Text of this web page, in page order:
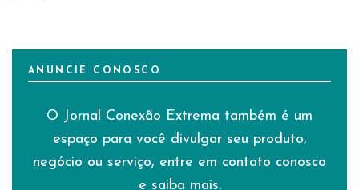
ANUNCIE CONOSCO
O Jornal Conexão Extrema também é um
espaço para você divulgar seu produto,
negócio ou serviço, entre em contato conosco
e saiba mais.